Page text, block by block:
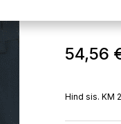
54,56
Hind sis. KM